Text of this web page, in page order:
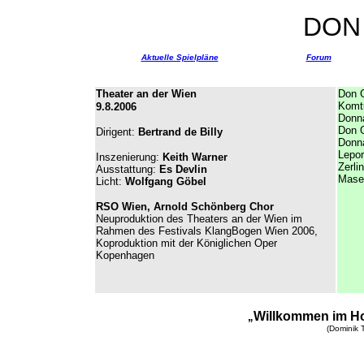
Aktuelle Spielpläne Forum
Theater an der Wien
9.8.2006
Dirigent: Bertrand de Billy
Inszenierung: Keith Warner
Ausstattung: Es Devlin
Licht: Wolfgang Göbel
RSO Wien, Arnold Schönberg Chor
Neuproduktion des Theaters an der Wien im
Rahmen des Festivals KlangBogen Wien 2006,
Koproduktion mit der Königlichen Oper
Kopenhagen
Don
Don
„Willkommen im
(Dominik